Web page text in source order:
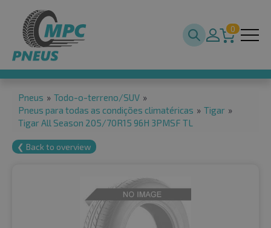
0
Pneus » Todo-o-terreno/SUV »
Pneus para todas as condições climatéricas » Tigar »
Tigar All Season 205/70R15 96H 3PMSF TL
❮ Back to overview